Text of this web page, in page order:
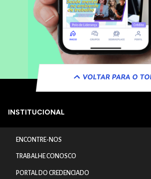
VOLTAR PARA O
INSTITUCIONAL
ENCONTRE-NOS
TRABALHE CONOSCO
PORTAL DO CREDENCIADO